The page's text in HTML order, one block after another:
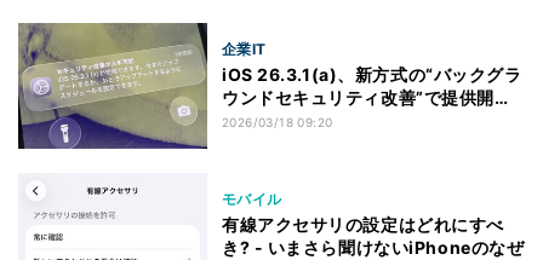
企業IT
iOS 26.3.1(a)、新方式の“バックグラ
ウンドセキュリティ改善”で提供開
始 iPadやMacも
2026/03/18 09:20
モバイル
有線アクセサリの設定はどれにすべ
き? - いまさら聞けないiPhoneのなぜ